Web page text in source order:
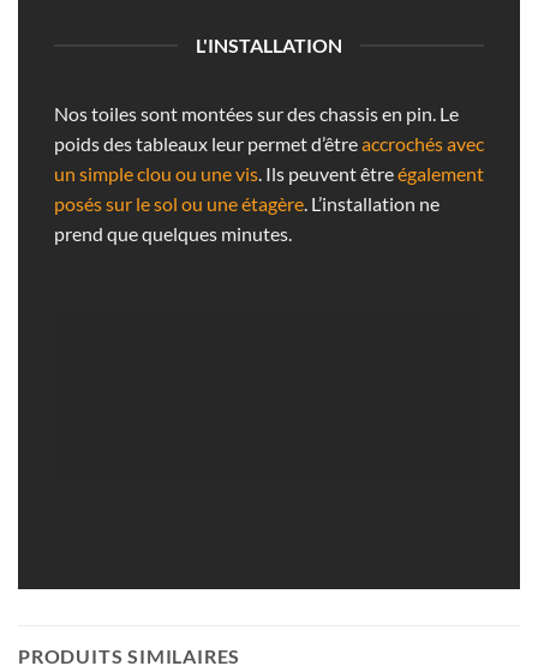
L'INSTALLATION
Nos toiles sont montées sur des chassis en pin. Le
poids des tableaux leur permet d’êtreaccrochés avec
un simple clou ou une vis. Ils peuvent êtreégalement
posés sur le sol ou une étagère. L’installation ne
prend que quelques minutes.
PRODUITS SIMILAIRES